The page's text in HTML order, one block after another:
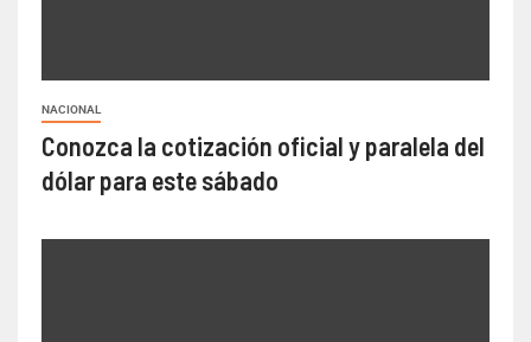
NACIONAL
Conozca la cotización oficial y paralela del
dólar para este sábado